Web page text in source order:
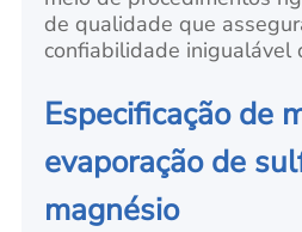
de qualidade que
confiabilidade inigualável
Especificação de
evaporação de
magnésio